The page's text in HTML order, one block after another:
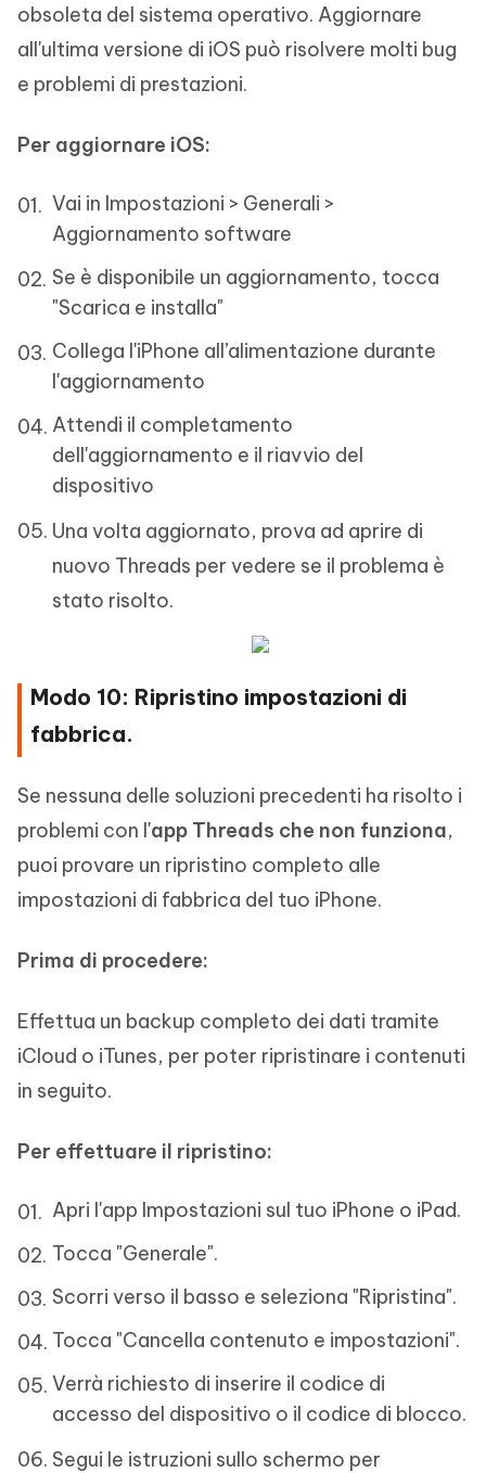
obsoleta del sistema operativo. Aggiornare
all'ultima versione di iOS può risolvere molti bug
e problemi di prestazioni.
Per aggiornare iOS:
Vai in Impostazioni > Generali >
Aggiornamento software
Se è disponibile un aggiornamento, tocca
"Scarica e installa"
Collega l'iPhone all’alimentazione durante
l'aggiornamento
Attendi il completamento
dell'aggiornamento e il riavvio del
dispositivo
Una volta aggiornato, prova ad aprire di
nuovo Threads per vedere se il problema è
stato risolto.
Modo 10: Ripristino impostazioni di
fabbrica.
Se nessuna delle soluzioni precedenti ha risolto i
problemi con l'app Threads che non funziona,
puoi provare un ripristino completo alle
impostazioni di fabbrica del tuo iPhone.
Prima di procedere:
Effettua un backup completo dei dati tramite
iCloud o iTunes, per poter ripristinare i contenuti
in seguito.
Per effettuare il ripristino:
Apri l'app Impostazioni sul tuo iPhone o iPad.
Tocca "Generale".
Scorri verso il basso e seleziona "Ripristina".
Tocca "Cancella contenuto e impostazioni".
Verrà richiesto di inserire il codice di
accesso del dispositivo o il codice di blocco.
Segui le istruzioni sullo schermo per